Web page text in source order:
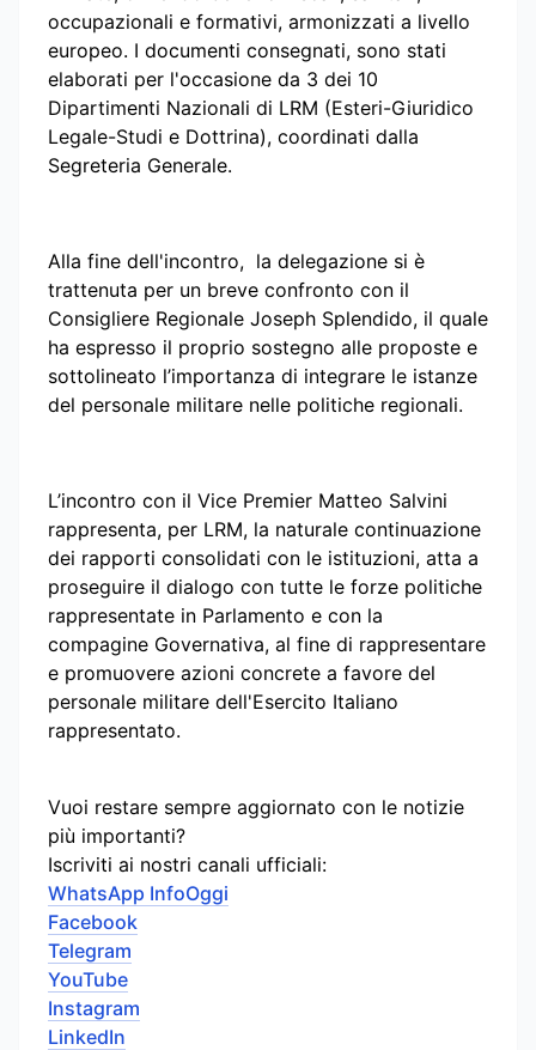
occupazionali e formativi, armonizzati a livello
europeo. I documenti consegnati, sono stati
elaborati per l'occasione da 3 dei 10
Dipartimenti Nazionali di LRM (Esteri-Giuridico
Legale-Studi e Dottrina), coordinati dalla
Segreteria Generale.
Alla fine dell'incontro, la delegazione si è
trattenuta per un breve confronto con il
Consigliere Regionale Joseph Splendido, il quale
ha espresso il proprio sostegno alle proposte e
sottolineato l’importanza di integrare le istanze
del personale militare nelle politiche regionali.
L’incontro con il Vice Premier Matteo Salvini
rappresenta, per LRM, la naturale continuazione
dei rapporti consolidati con le istituzioni, atta a
proseguire il dialogo con tutte le forze politiche
rappresentate in Parlamento e con la
compagine Governativa, al fine di rappresentare
e promuovere azioni concrete a favore del
personale militare dell'Esercito Italiano
rappresentato.
Vuoi restare sempre aggiornato con le notizie
più importanti?
Iscriviti ai nostri canali ufficiali:
WhatsApp InfoOggi
Facebook
Telegram
YouTube
Instagram
LinkedIn